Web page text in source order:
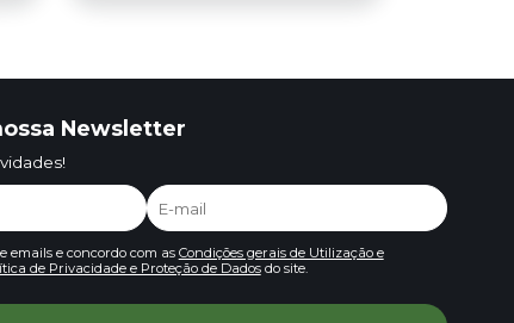
Newsletter
emails e concordo com as Condições gerais de Utilização e
de Privacidade e Proteção de Dadosdo site.